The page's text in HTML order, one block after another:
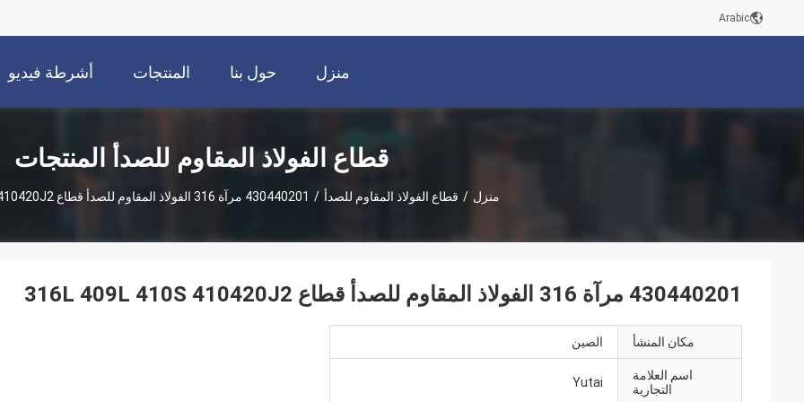
Arabic
منزل حول بنا المنتجات أشرطة فيديو
قطاع الفولاذ المقاوم للصدأ المنتجات
منزل / قطاع الفولاذ المقاوم للصدأ / 430440201 مرآة 316 الفولاذ المقاوم للصدأ قطاع 316L 409L 410S 410420J2
430440201 مرآة 316 الفولاذ المقاوم للصدأ قطاع 316L 409L 410S 410420J2
مكان المنشأ الصين
اسم العلامة
التجارية
Yutai